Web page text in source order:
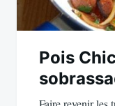
Pois